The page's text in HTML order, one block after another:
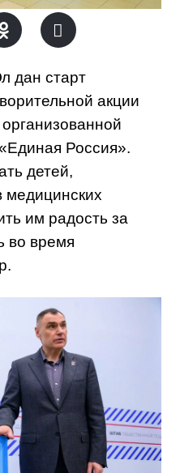
дан старт
акции
Россия».
детей,
медицинских
им радость за
во время